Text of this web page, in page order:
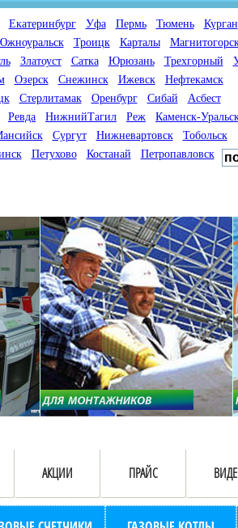
Екатеринбург Уфа Пермь Тюмень
Курган
Троицк Карталы
Златоуст Сатка Юрюзань Трехгорный
Озерск Снежинск Ижевск
Нефтекамск
Стерлитамак Оренбург Сибай
Асбест
Ревда НижнийТагил Реж
Каменск-
Сургут Нижневартовск
Тобольск
Петухово Костанай Петропавловск
Мы специализируемся на
снабжении магазинов
газового оборудования.
Предлагаем полный
ассортимент товара для
открытия магазина газового
оборудования в Вашем
городе. Мы знаем что будет
продаваться.
АКЦИИ ПРАЙС